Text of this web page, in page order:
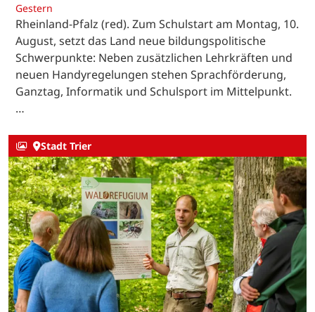
Gestern
Rheinland-Pfalz (red). Zum Schulstart am Montag, 10.
August, setzt das Land neue bildungspolitische
Schwerpunkte: Neben zusätzlichen Lehrkräften und
neuen Handyregelungen stehen Sprachförderung,
Ganztag, Informatik und Schulsport im Mittelpunkt.
…
Stadt Trier